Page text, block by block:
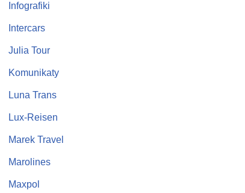
Infografiki
Intercars
Julia Tour
Komunikaty
Luna Trans
Lux-Reisen
Marek Travel
Marolines
Maxpol